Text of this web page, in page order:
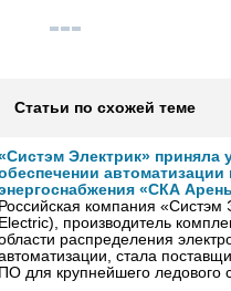
Статьи по схожей теме
Электрик» приняла
автоматизации
«СКА
Российская компания «Систэм
Electric), производитель
распределения
стала
ПО для крупнейшего ледового